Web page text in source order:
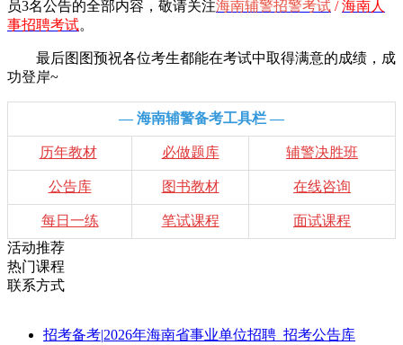
员3名公告的全部内容，敬请关注海南辅警招警考试 /海南人
事招聘考试。
最后图图预祝各位考生都能在考试中取得满意的成绩，成
功登岸~
— 海南辅警备考工具栏 —
历年教材 必做题库 辅警决胜班
公告库 图书教材 在线咨询
每日一练 笔试课程
面试课程
活动推荐
热门课程
联系方式
招考备考|2026年海南省事业单位招聘_招考公告库